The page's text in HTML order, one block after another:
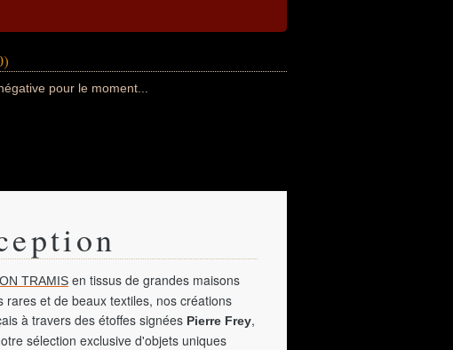
pour le moment...
TRAMIS en tissus de grandes maisons
et de beaux textiles, nos créations
à travers des étoffes signées Pierre Frey,
sélection exclusive d'objets uniques